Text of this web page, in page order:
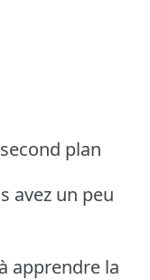
plan
avez un peu
apprendre la